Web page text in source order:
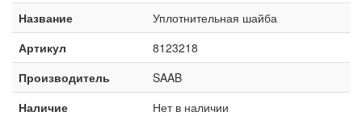
Название
Уплотнительная шайба
Артикул
8123218
Производитель
SAAB
Наличие
Нет в наличии